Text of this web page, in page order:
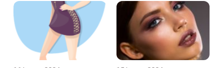
BEHANDLING]
Forebyggelse